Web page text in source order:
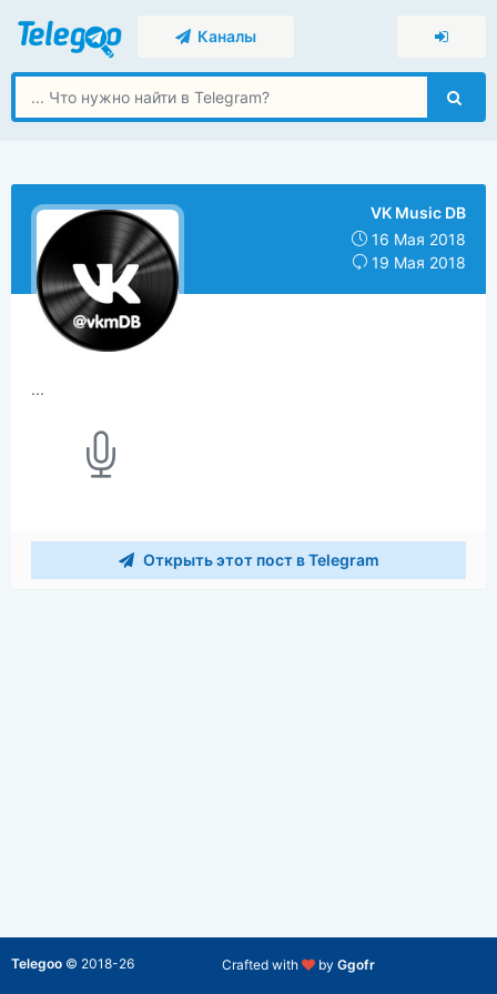
Каналы
VK Music DB
16 Мая 2018
19 Мая 2018
...
Открыть этот пост в Telegram
Crafted with by Ggofr
Telegoo © 2018-26